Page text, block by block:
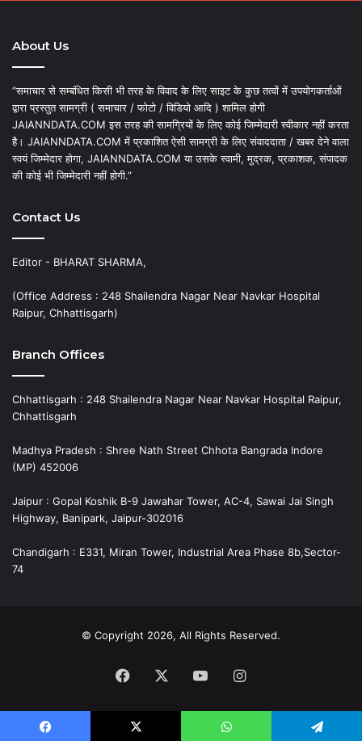
About Us
“समाचार से सम्बंधित किसी भी तरह के विवाद के लिए साइट के कुछ तत्वों में उपयोगकर्ताओं
द्वारा प्रस्तुत सामग्री ( समाचार / फोटो / विडियो आदि ) शामिल होगी
JAIANNDATA.COM इस तरह की सामग्रियों के लिए कोई जिम्मेदारी स्वीकार नहीं करता
है। JAIANNDATA.COM में प्रकाशित ऐसी सामग्री के लिए संवाददाता / खबर देने वाला
स्वयं जिम्मेदार होगा, JAIANNDATA.COM या उसके स्वामी, मुद्रक, प्रकाशक, संपादक
की कोई भी जिम्मेदारी नहीं होगी.”
Contact Us
Editor - BHARAT SHARMA,
(Office Address : 248 Shailendra Nagar Near Navkar Hospital
Raipur, Chhattisgarh)
Branch Offices
Chhattisgarh : 248 Shailendra Nagar Near Navkar Hospital Raipur,
Chhattisgarh
Madhya Pradesh : Shree Nath Street Chhota Bangrada Indore
(MP) 452006
Jaipur : Gopal Koshik B-9 Jawahar Tower, AC-4, Sawai Jai Singh
Highway, Banipark, Jaipur-302016
Chandigarh : E331, Miran Tower, Industrial Area Phase 8b,Sector-
74
© Copyright 2026, All Rights Reserved.
Facebook YouTubeInstagram